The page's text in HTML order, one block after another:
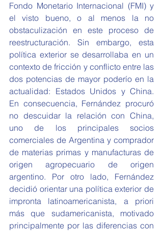
Fondo Monetario Internacional (FMI) y
el visto bueno, o al menos la no
obstaculización en este proceso de
reestructuración. Sin embargo, esta
política exterior se desarrollaba en un
contexto de fricción y conflicto entre las
dos potencias de mayor poderío en la
actualidad: Estados Unidos y China.
En consecuencia, Fernández procuró
no descuidar la relación con China,
uno de los principales socios
comerciales de Argentina y comprador
de materias primas y manufacturas de
origen agropecuario de origen
argentino. Por otro lado, Fernández
decidió orientar una política exterior de
impronta latinoamericanista, a priori
más que sudamericanista, motivado
principalmente por las diferencias con